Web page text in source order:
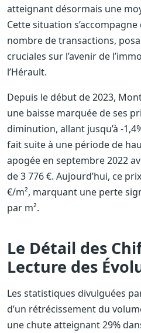
atteignant désormais une
Cette situation
nombre de transactions,
cruciales sur l’avenir de
l’Hérault.
Depuis le début de 2023,
une baisse marquée de ses
diminution, allant jusqu’à -
fait suite à une période de
apogée en septembre 2022
de 3 776 €. Aujourd’hui, ce
€/m², marquant une perte
par m².
Le Détail des
Lecture des
Les statistiques divulguées
d’un rétrécissement du
une chute atteignant 29%